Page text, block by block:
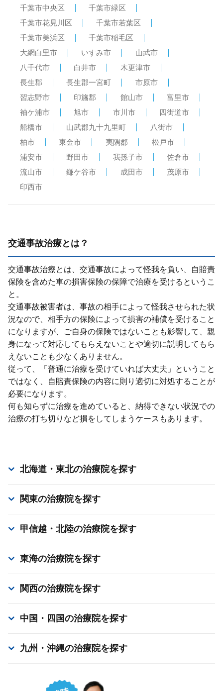
千葉市中央区
千葉市緑区
千葉市花見川区
千葉市若葉区
千葉市美浜区
千葉市稲毛区
大網白里市
いすみ市
山武市
八千代市
白井市
木更津市
長生郡
長生郡一宮町
市原市
習志野市
印旛郡 館山市
富里市
袖ケ浦市
旭市 市川市
四街道市
船橋市
山武郡九十九里町
八街市
柏市
東金市 夷隅郡
松戸市
浦安市
野田市 我孫子市
佐倉市
流山市
鎌ケ谷市 成田市
茂原市
印西市
交通事故治療とは？
交通事故治療とは、交通事故によって怪我を負い、⾃賠責
保険を含めた⾞の損害保険の保障で治療を受けるというこ
と。
交通事故被害者は、事故の相⼿によって怪我させられた状
況なので、相⼿⽅の保険によって損害の補償を受けること
になりますが、ご⾃⾝の保険ではないことも影響して、親
⾝になって対応してもらえないことや適切に説明してもら
えないことも少なくありません。
従って、「普通に治療を受けていれば⼤丈夫」ということ
ではなく、⾃賠責保険の内容に則り適切に対処することが
必要になります。
何も知らずに治療を進めていると、納得できない状況での
治療の打ち切りなど損をしてしまうケースもあります。
北海道・東北の治療院を探す
関東の治療院を探す
甲信越・北陸の治療院を探す
東海の治療院を探す
関西の治療院を探す
中国・四国の治療院を探す
九州・沖縄の治療院を探す